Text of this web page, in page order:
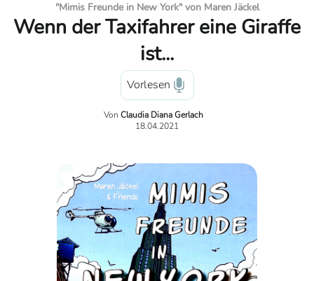
"Mimis Freunde in New York" von Maren Jäckel
Wenn der Taxifahrer eine Giraffe
ist...
Vorlesen
Von Claudia Diana Gerlach
18.04.2021